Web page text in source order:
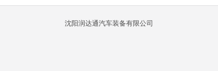
沈阳润达通汽车装备有限公司